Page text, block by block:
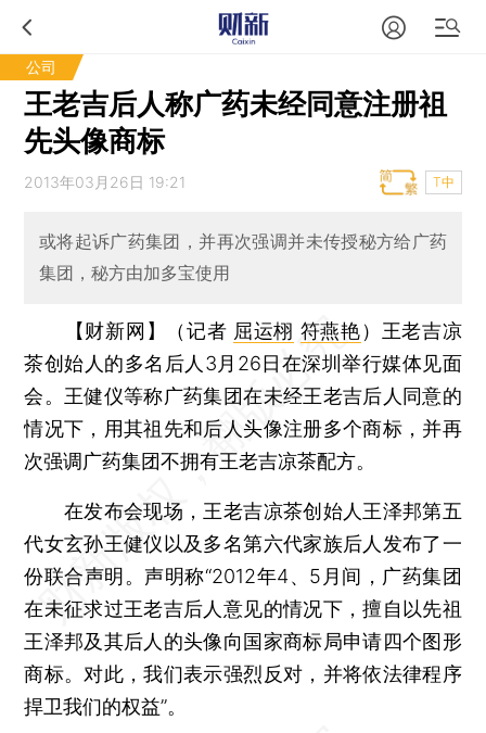
公司
王老吉后人称广药未经同意注册祖
先头像商标
2013年03月26日 19:21 T中
或将起诉广药集团，并再次强调并未传授秘方给广药
集团，秘方由加多宝使用
【财新网】（记者 屈运栩 符燕艳） 王老吉凉
茶创始人的多名后人3月26日在深圳举行媒体见面
会。王健仪等称广药集团在未经王老吉后人同意的
情况下，用其祖先和后人头像注册多个商标，并再
次强调广药集团不拥有王老吉凉茶配方。
在发布会现场，王老吉凉茶创始人王泽邦第五
代女玄孙王健仪以及多名第六代家族后人发布了一
份联合声明。声明称“2012年4、5月间，广药集团
在未征求过王老吉后人意见的情况下，擅自以先祖
王泽邦及其后人的头像向国家商标局申请四个图形
商标。对此，我们表示强烈反对，并将依法律程序
捍卫我们的权益”。